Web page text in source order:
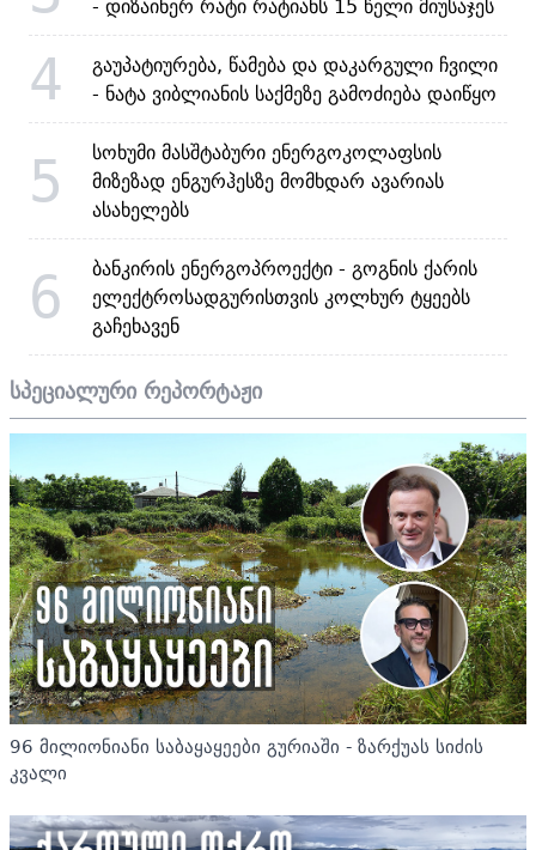
4
გაუპატიურება, წამება და დაკარგული ჩვილი
- ნატა ვიბლიანის საქმეზე გამოძიება დაიწყო
5
სოხუმი მასშტაბური ენერგოკოლაფსის
მიზეზად ენგურჰესზე მომხდარ ავარიას
ასახელებს
6
ბანკირის ენერგოპროექტი - გოგნის ქარის
ელექტროსადგურისთვის კოლხურ ტყეებს
გაჩეხავენ
სპეციალური რეპორტაჟი
96 მილიონიანი საბაყაყეები გურიაში - ზარქუას სიძის
კვალი